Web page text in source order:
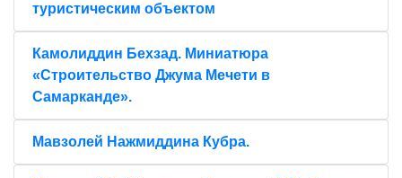
туристическим объектом
Камолиддин Бехзад. Миниатюра
«Строительство Джума Мечети в
Самарканде».
Мавзолей Нажмиддина Кубра.